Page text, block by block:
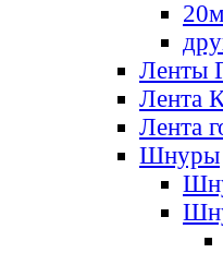
Ленты
Лента
Лента
Шнуры